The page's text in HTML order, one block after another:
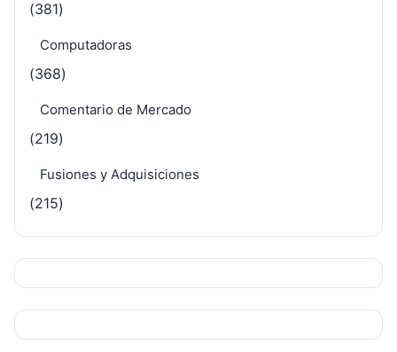
(381)
Computadoras
(368)
Comentario de Mercado
(219)
Fusiones y Adquisiciones
(215)